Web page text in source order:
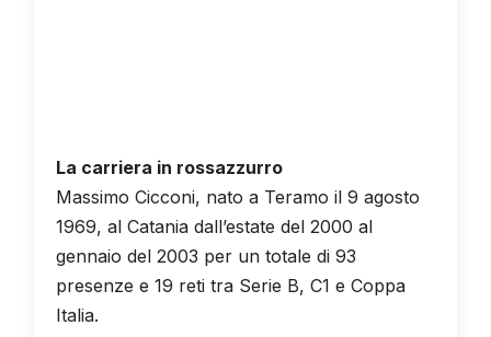
La carriera in rossazzurro
Massimo Cicconi, nato a Teramo il 9 agosto
1969, al Catania dall’estate del 2000 al
gennaio del 2003 per un totale di 93
presenze e 19 reti tra Serie B, C1 e Coppa
Italia.